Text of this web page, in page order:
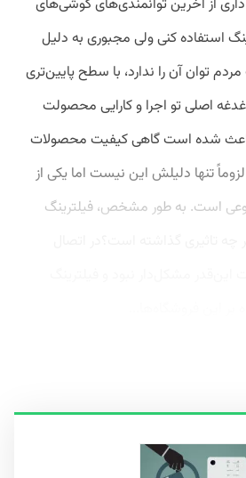
از آخرین توانمندی‌های گوشی‌های
استفاده کنی ولی مجبوری به دلیل
توان آن را ندارد، با سطح پایین‌تری
اصلی تو اجرا و کارایی محصولت
شده است گاهی کیفیت محصولات
لزوماً تنها دلیلش این نیست اما یکی از
است. به طور مشخص، فیلترینگ